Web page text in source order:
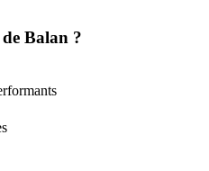
Balan ?